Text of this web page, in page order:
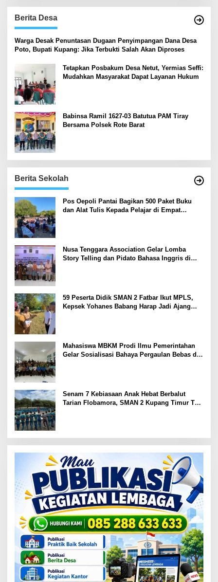
Berita Desa
‎Warga Desak Penuntasan Dugaan Penyimpangan Dana Desa
Poto, Bupati Kupang: Jika Terbukti Salah Akan Diproses
Tetapkan Posbakum Desa Netut, Yermias Seffi:
Mudahkan Masyarakat Dapat Layanan Hukum
Babinsa Ramil 1627-03 Batutua PAM Tiray
Bersama Polsek Rote Barat
Berita Sekolah
Pos Oepoli Pantai Bagikan 500 Paket Buku
dan Alat Tulis Kepada Pelajar di Empat
Nusa Tenggara Association Gelar Lomba
Story Telling dan Pidato Bahasa Inggris di
59 Peserta Didik SMAN 2 Fatbar Ikut MPLS,
Kepsek Yohanes Babang Harap Jadi Ajang
Mahasiswa MBKM Prodi Ilmu Pemerintahan
Gelar Sosialisasi Bahaya Pergaulan Bebas di
Senam 7 Kebiasaan Anak Hebat Berbalut
Tarian Flobamora, SMAN 2 Kupang Timur Tuai